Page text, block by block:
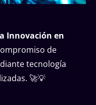
Innovación en
de
tecnología
🚀💡